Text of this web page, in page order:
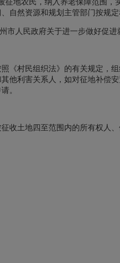
征地农民，纳入养老保障范围
自然资源和规划主管部门按规定
市人民政府关于进一步做好促
《村民组织法》的有关规定，
他利害关系人，如对征地补偿
。
收土地四至范围内的所有权人